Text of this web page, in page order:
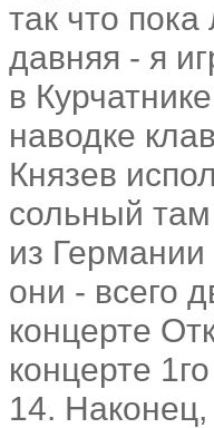
так что
давняя - я
в
наводке
Князев
сольный
из
они - всего
концерте
концерте
14.